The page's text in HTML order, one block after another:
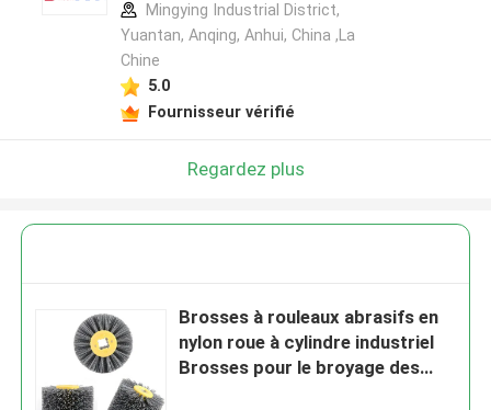
Mingying Industrial District,
Yuantan, Anqing, Anhui, China ,La
Chine
5.0
Fournisseur vérifié
Regardez plus
Brosses à rouleaux abrasifs en
nylon roue à cylindre industriel
Brosses pour le broyage des